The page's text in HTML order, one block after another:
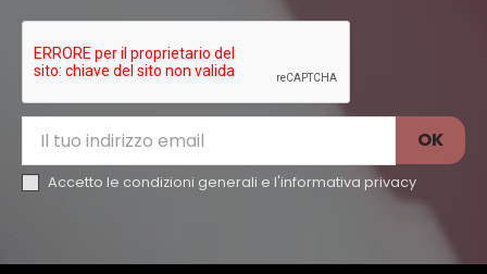
Accetto le condizioni generali e l'informativa privacy